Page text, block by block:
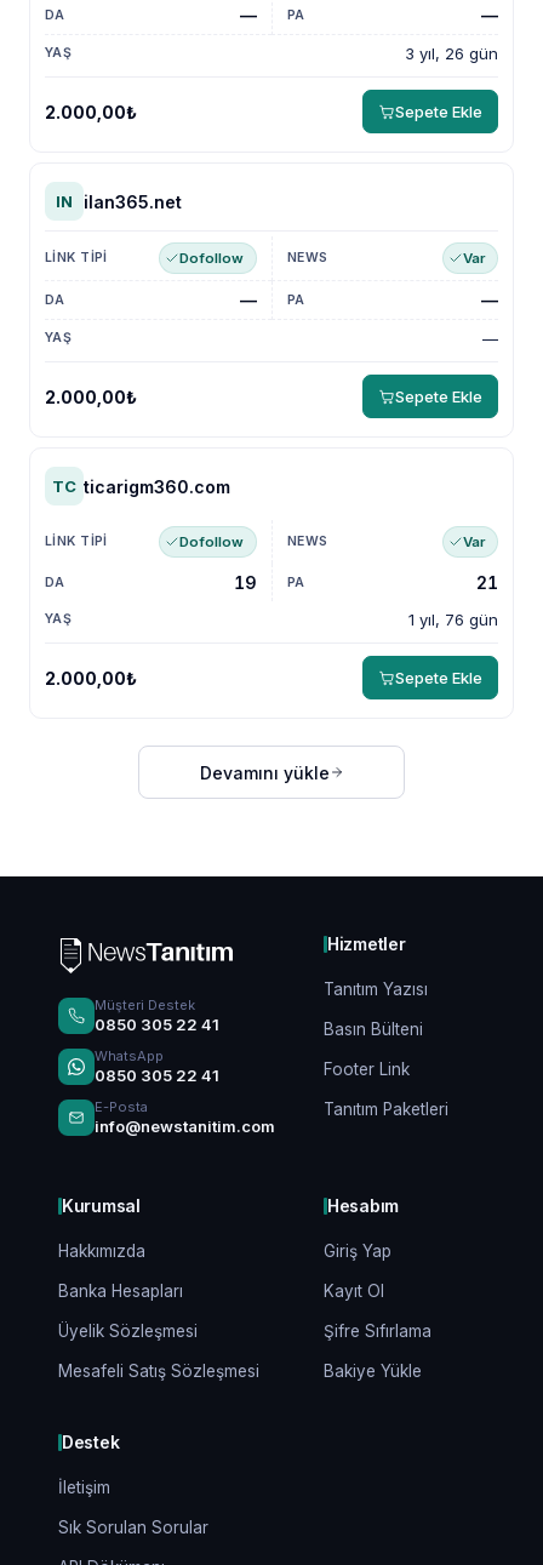
3 yıl, 26 gün
— —
2.000,00₺ Sepete Ekle
IN ilan365.net
Dofollow Var
—
— —
2.000,00₺ Sepete Ekle
TC ticarigm360.com
Dofollow Var
1 yıl, 76 gün
19 21
2.000,00₺ Sepete Ekle
Devamını yükle
Müşteri Destek
0850 305 22 41
WhatsApp
0850 305 22 41
E-Posta
info@newstanitim.com
Hizmetler
Tanıtım Yazısı
Basın Bülteni
Footer Link
Tanıtım Paketleri
Kurumsal
Hakkımızda
Banka Hesapları
Üyelik Sözleşmesi
Mesafeli Satış Sözleşmesi
Hesabım
Giriş Yap
Kayıt Ol
Şifre Sıfırlama
Bakiye Yükle
Destek
İletişim
Sık Sorulan Sorular